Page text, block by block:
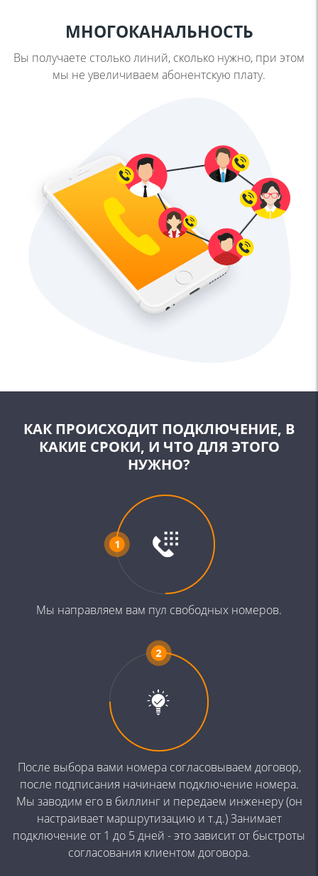
МНОГОКАНАЛЬНОСТЬ
Вы получаете столько линий, сколько нужно, при этом
мы не увеличиваем абонентскую плату.
КАК ПРОИСХОДИТ ПОДКЛЮЧЕНИЕ, В
КАКИЕ СРОКИ, И ЧТО ДЛЯ ЭТОГО
НУЖНО?
Мы направляем вам пул свободных номеров.
После выбора вами номерасогласовываем договор,
после подписания начинаем подключение номера.
Мы заводим его в биллинг и передаем инженеру (он
настраиваетмаршрутизацию и т.д.) Занимает
подключение от 1 до 5 дней - этозависит от быстроты
согласования клиентом договора.